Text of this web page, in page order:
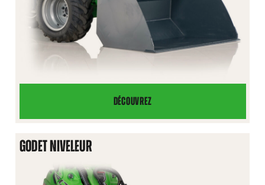
DÉCOUVREZ
GODET
À
GODET NIVELEUR